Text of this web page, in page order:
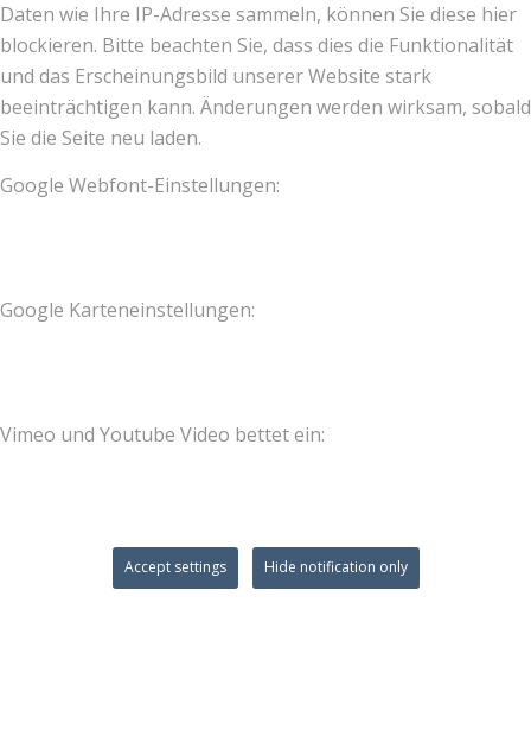
Daten wie Ihre IP-Adresse sammeln, können Sie diese hier
blockieren. Bitte beachten Sie, dass dies die Funktionalität
und das Erscheinungsbild unserer Website stark
beeinträchtigen kann. Änderungen werden wirksam, sobald
Sie die Seite neu laden.
Google Webfont-Einstellungen:
Google Karteneinstellungen:
Vimeo und Youtube Video bettet ein:
Accept settings Hide notification only